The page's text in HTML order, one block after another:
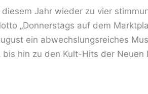
Jahr wieder zu vier
„Donnerstags auf dem
ein abwechslungsreiches
hin zu den Kult-Hits der Neuen